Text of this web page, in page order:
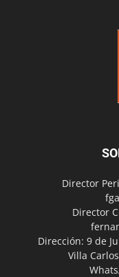
Director
Director
Dirección: 9 de
Villa